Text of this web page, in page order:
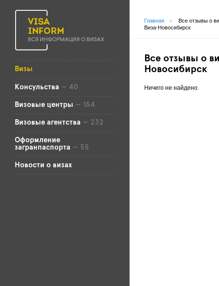
Визы
Консульства — 40
Визовые центры — 154
Визовые агентства — 232
Оформление
загранпаспорта — 55
Новости о визах
Главная »
Все отзывы о
Виза-Новосибирск
Все отзывы о
Новосибирск
Ничего не найдено.